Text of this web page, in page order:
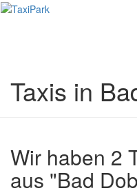
Taxis in
Wir haben 2
aus "Bad